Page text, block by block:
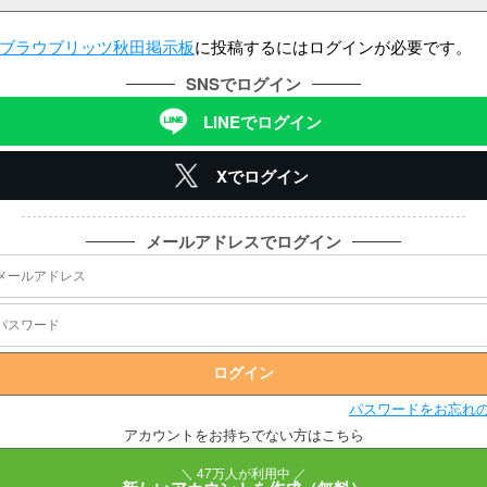
ラウブリッツ秋田掲示板に投稿するにはログインが必要です。
SNSでログイン
LINEでログイン
Xでログイン
メールアドレスでログイン
パスワードをお忘れ
アカウントをお持ちでない方はこちら
＼ 47万人が利用中 ／